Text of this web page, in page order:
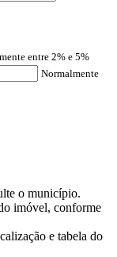
entre 2% e 5%
Normalmente
o município.
imóvel, conforme
e tabela do